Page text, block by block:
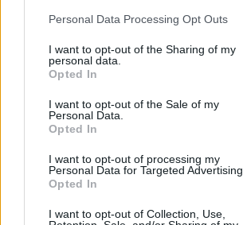
Personal Data Processing Opt Outs
I want to opt-out of the Sharing of my
personal data.
Opted In
I want to opt-out of the Sale of my
Personal Data.
Opted In
I want to opt-out of processing my
Personal Data for Targeted Advertising.
Opted In
I want to opt-out of Collection, Use,